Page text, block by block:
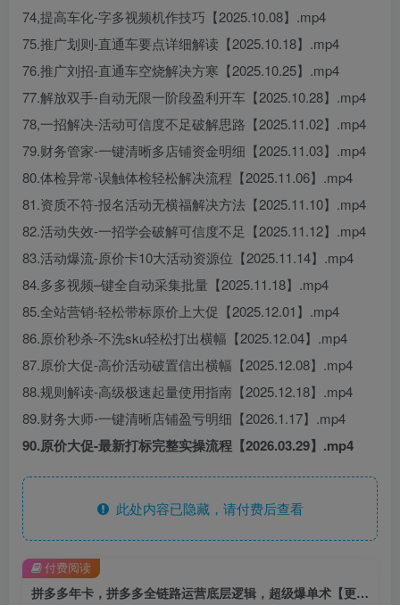
74,提高车化-字多视频机作技巧【2025.10.08】.mp4
75.推广划则-直通车要点详细解读【2025.10.18】.mp4
76.推广刘招-直通车空烧解决方寒【2025.10.25】.mp4
77.解放双手-自动无限一阶段盈利开车【2025.10.28】.mp4
78,一招解决-活动可信度不足破解思路【2025.11.02】.mp4
79.财务管家-一键清晰多店铺资金明细【2025.11.03】.mp4
80.体检异常-误触体检轻松解决流程【2025.11.06】.mp4
81.资质不符-报名活动无横福解决方法【2025.11.10】.mp4
82.活动失效-一招学会破解可信度不足【2025.11.12】.mp4
83.活动爆流-原价卡10大活动资源位【2025.11.14】.mp4
84.多多视频–键全自动采集批量【2025.11.18】.mp4
85.全站营销-轻松带标原价上大促【2025.12.01】.mp4
86.原价秒杀-不洗sku轻松打出横幅【2025.12.04】.mp4
87.原价大促-高价活动破置信出横幅【2025.12.08】.mp4
88.规则解读-高级极速起量使用指南【2025.12.18】.mp4
89.财务大师-一键清晰店铺盈亏明细【2026.1.17】.mp4
90.原价大促-最新打标完整实操流程【2026.03.29】.mp4
此处内容已隐藏，请付费后查看
拼多多年卡，拼多多全链路运营底层逻辑，超级爆单术【更新26年3月29日】
付费阅读